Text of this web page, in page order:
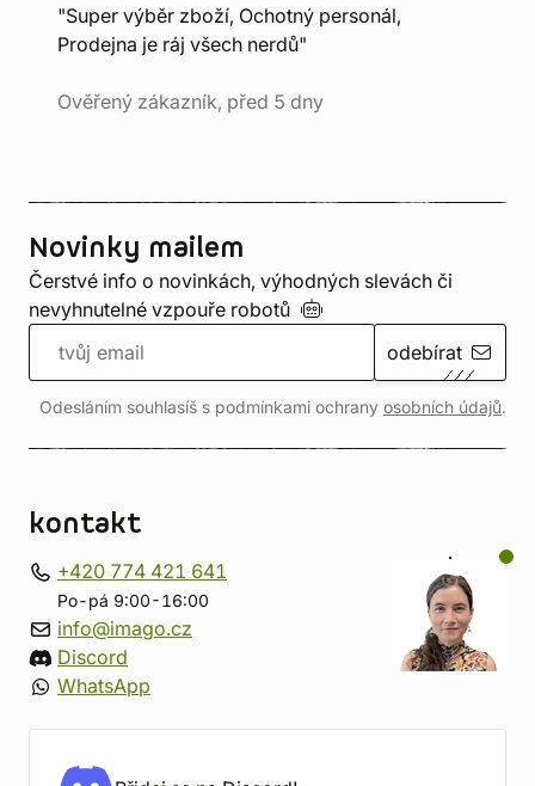
"Super výběr zboží, Ochotný personál,
Prodejna je ráj všech nerdů"
Ověřený zákazník, před 5 dny
Novinky mailem
Čerstvé info o novinkách, výhodných slevách či
nevyhnutelné vzpouře robotů
odebírat
Odesláním souhlasíš s podmínkami ochrany osobních údajů.
kontakt
+420 774 421 641
Po-pá 9:00-16:00
info@imago.cz
Discord
WhatsApp